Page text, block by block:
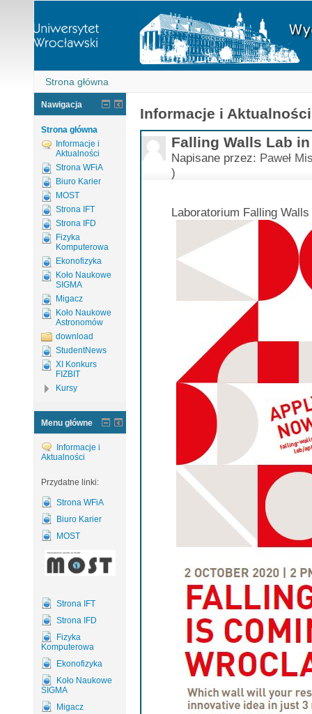
Strona główna
Informacje i Aktualności
Falling Walls Lab
Napisane przez: Paweł
)
Laboratorium Falling Walls
Nawigacja
Strona główna
Informacje i
Aktualności
Strona WFiA
Biuro Karier
MOST
Strona IFT
Strona IFD
Fizyka
Komputerowa
Ekonofizyka
Koło Naukowe
SIGMA
Migacz
Koło Naukowe
Astronomów
download
StudentNews
XI Konkurs
FIZBIT
Kursy
Menu główne
Informacje i
Aktualności
Przydatne linki:
Strona WFiA
Biuro Karier
MOST
Strona IFT
Strona IFD
Fizyka
Komputerowa
Ekonofizyka
Koło Naukowe
SIGMA
Migacz